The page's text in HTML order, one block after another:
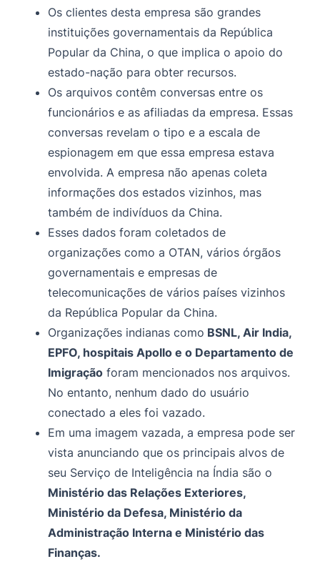
Os clientes desta empresa são grandes
instituições governamentais da República
Popular da China, o que implica o apoio do
estado-nação para obter recursos.
Os arquivos contêm conversas entre os
funcionários e as afiliadas da empresa. Essas
conversas revelam o tipo e a escala de
espionagem em que essa empresa estava
envolvida. A empresa não apenas coleta
informações dos estados vizinhos, mas
também de indivíduos da China.
Esses dados foram coletados de
organizações como a OTAN, vários órgãos
governamentais e empresas de
telecomunicações de vários países vizinhos
da República Popular da China.
Organizações indianas como BSNL, Air India,
EPFO, hospitais Apollo e o Departamento de
Imigração foram mencionados nos arquivos.
No entanto, nenhum dado do usuário
conectado a eles foi vazado.
Em uma imagem vazada, a empresa pode ser
vista anunciando que os principais alvos de
seu Serviço de Inteligência na Índia são o
Ministério das Relações Exteriores,
Ministério da Defesa, Ministério da
Administração Interna e Ministério das
Finanças.